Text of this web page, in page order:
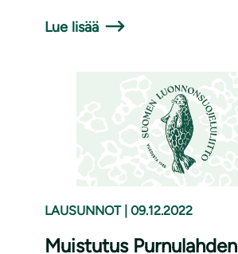
Lue lisää
LAUSUNNOT 09.12.2022
Muistutus Purnulahden